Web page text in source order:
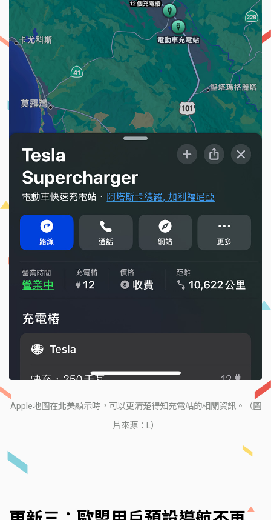
Apple地圖在北美顯示時，可以更清楚得知充電站的相關資訊。（圖
片來源：L）